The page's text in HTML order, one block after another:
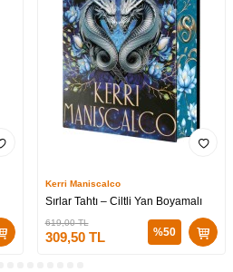
Kerri Maniscalco
Sırlar Tahtı – Ciltli Yan Boyamalı
619,00TL
309,50TL %50